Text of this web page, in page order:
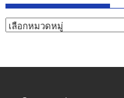
หัวข้อ